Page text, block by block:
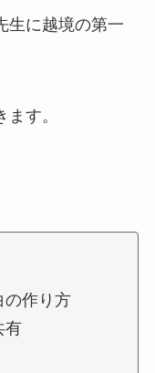
生に越境の第一
す。
の作り方
有